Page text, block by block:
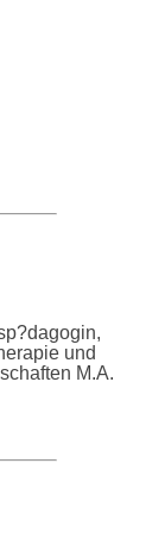
und
M.A.